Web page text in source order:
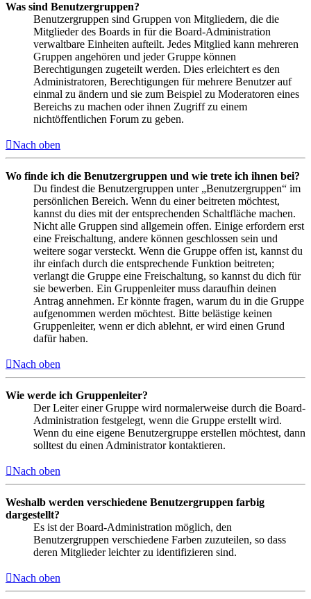
Was sind Benutzergruppen?
Benutzergruppen sind Gruppen von Mitgliedern, die die
Mitglieder des Boards in für die Board-Administration
verwaltbare Einheiten aufteilt. Jedes Mitglied kann mehreren
Gruppen angehören und jeder Gruppe können
Berechtigungen zugeteilt werden. Dies erleichtert es den
Administratoren, Berechtigungen für mehrere Benutzer auf
einmal zu ändern und sie zum Beispiel zu Moderatoren eines
Bereichs zu machen oder ihnen Zugriff zu einem
nichtöffentlichen Forum zu geben.
Nach oben
Wo finde ich die Benutzergruppen und wie trete ich ihnen bei?
Du findest die Benutzergruppen unter „Benutzergruppen“ im
persönlichen Bereich. Wenn du einer beitreten möchtest,
kannst du dies mit der entsprechenden Schaltfläche machen.
Nicht alle Gruppen sind allgemein offen. Einige erfordern erst
eine Freischaltung, andere können geschlossen sein und
weitere sogar versteckt. Wenn die Gruppe offen ist, kannst du
ihr einfach durch die entsprechende Funktion beitreten;
verlangt die Gruppe eine Freischaltung, so kannst du dich für
sie bewerben. Ein Gruppenleiter muss daraufhin deinen
Antrag annehmen. Er könnte fragen, warum du in die Gruppe
aufgenommen werden möchtest. Bitte belästige keinen
Gruppenleiter, wenn er dich ablehnt, er wird einen Grund
dafür haben.
Nach oben
Wie werde ich Gruppenleiter?
Der Leiter einer Gruppe wird normalerweise durch die Board-
Administration festgelegt, wenn die Gruppe erstellt wird.
Wenn du eine eigene Benutzergruppe erstellen möchtest, dann
solltest du einen Administrator kontaktieren.
Nach oben
Weshalb werden verschiedene Benutzergruppen farbig
dargestellt?
Es ist der Board-Administration möglich, den
Benutzergruppen verschiedene Farben zuzuteilen, so dass
deren Mitglieder leichter zu identifizieren sind.
Nach oben